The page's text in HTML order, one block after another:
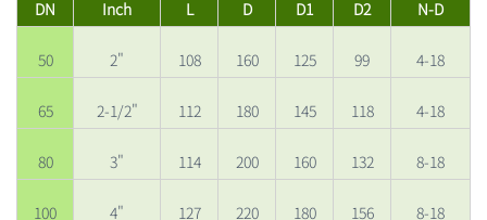
DN Inch L D D1 D2 N-D
50 2" 108 160 125 99 4-18
65 2-1/2" 112 180 145 118 4-18
80 3" 114 200 160 132 8-18
100 4" 127 220 180 156 8-18